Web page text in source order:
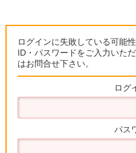
ログインに失敗している可能
ID・パスワードをご入力いた
はお問合せ下さい。
ログ
パス